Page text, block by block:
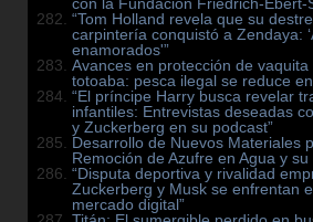
“Tom Holland revela que su
carpintería conquistó a Zendaya:
enamorados'”
Avances en protección de vaquita
totoaba: pesca ilegal se reduce
“El príncipe Harry busca revelar
infantiles: Entrevistas deseadas
y Zuckerberg en su podcast”
Desarrollo de Nuevos Materiales
Remoción de Azufre en Agua y
“Disputa deportiva y rivalidad
Zuckerberg y Musk se enfrentan
mercado digital”